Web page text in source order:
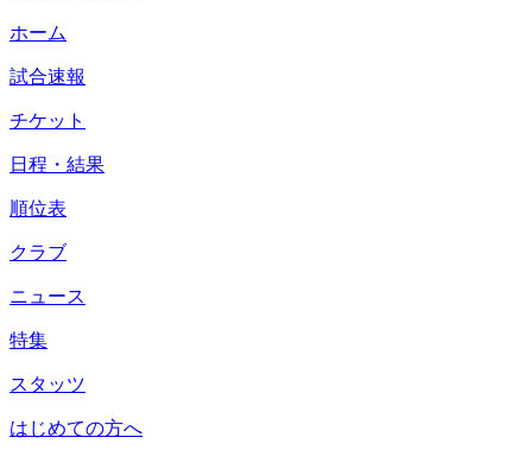
ホーム
試合速報
チケット
日程・結果
順位表
クラブ
ニュース
特集
スタッツ
はじめての方へ